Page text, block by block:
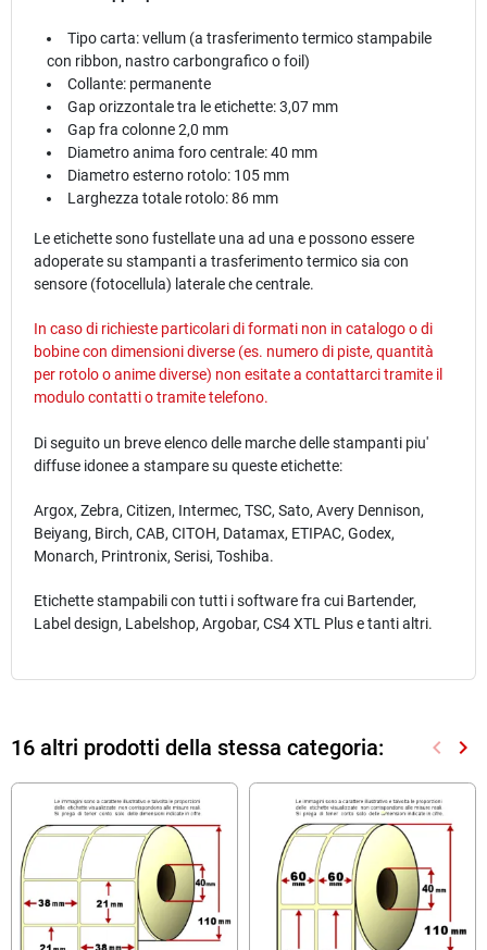
Tipo carta: vellum (a trasferimento termico stampabile
con ribbon, nastro carbongrafico o foil)
Collante: permanente
Gap orizzontale tra le etichette: 3,07 mm
Gap fra colonne 2,0 mm
Diametro anima foro centrale: 40 mm
Diametro esterno rotolo: 105 mm
Larghezza totale rotolo: 86 mm
Le etichette sono fustellate una ad una e possono essere
adoperate su stampanti a trasferimento termico sia con
sensore (fotocellula) laterale che centrale.
In caso di richieste particolari di formati non in catalogo o di
bobine con dimensioni diverse (es. numero di piste, quantità
per rotolo o anime diverse) non esitate a contattarci tramite il
modulocontattio tramite telefono.
Di seguito un breve elenco delle marche delle stampanti piu'
diffuse idonee a stampare su queste etichette:
Argox, Zebra, Citizen, Intermec, TSC, Sato, Avery Dennison,
Beiyang, Birch, CAB, CITOH, Datamax, ETIPAC, Godex,
Monarch, Printronix, Serisi, Toshiba.
Etichette stampabili con tutti i software fra cui Bartender,
Label design, Labelshop, Argobar, CS4 XTL Plus e tanti altri.
16 altri prodotti della stessa categoria: keyboard_arrow_left keyboard_arrow_right